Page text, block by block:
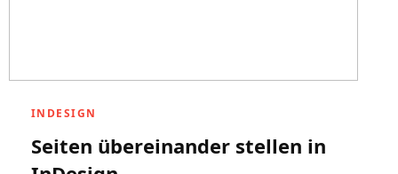
INDESIGN
Seiten übereinander stellen in